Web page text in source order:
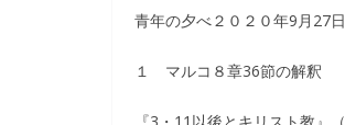
青年の夕べ２０２０年9月27
１ マルコ８章36節の解釈